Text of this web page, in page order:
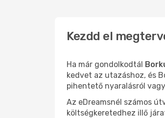
Kezdd el
Ha már gondolkodtál
kedvet az utazáshoz, és
pihentető nyaralásról
Az eDreamsnél számos
költségkeretedhez illő